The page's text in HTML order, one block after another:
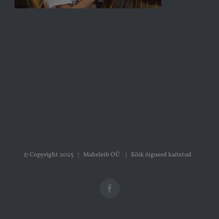
© Copyright 2025 | Maheleib OÜ | Kõik õigused kaitstud
Facebook